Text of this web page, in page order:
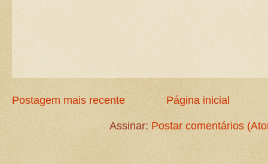
Postagem mais recente Página inicial
Assinar: Postar comentários